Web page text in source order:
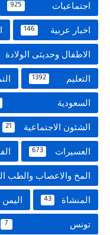
اجتماعيات 925
اخبار عربية 146
الاطفال وحديثى الولادة
التعليم 1392
السعودية
الشئون الاجتماعية 21
العسيرات 673
المخ والاعصاب والطب
المنشاة 43 اليمن
تونس 7